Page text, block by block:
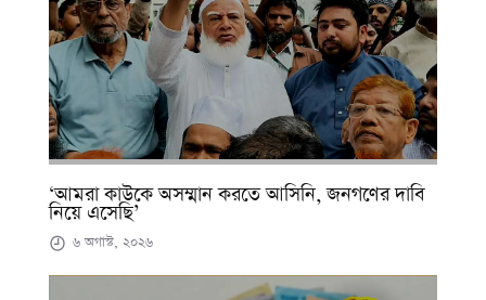
‘আমরা কাউকে অসম্মান করতে আসিনি, জনগণের দাবি
নিয়ে এসেছি’
৬ অগাস্ট, ২০২৬